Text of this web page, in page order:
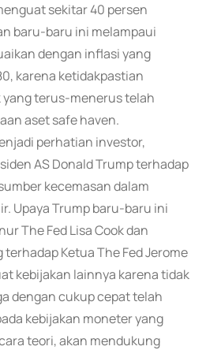
sekitar 40 persen
baru-baru ini melampaui
dengan inflasi yang
karena ketidakpastian
terus-menerus telah
aset safe haven.
perhatian investor,
AS Donald Trump terhadap
kecemasan dalam
Upaya Trump baru-baru ini
The Fed Lisa Cook dan
Ketua The Fed Jerome
kebijakan lainnya karena tidak
dengan cukup cepat telah
kebijakan moneter yang
teori, akan mendukung